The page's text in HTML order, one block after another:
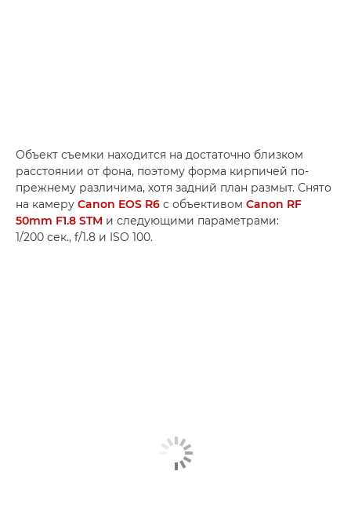
Объект съемки находится на достаточно близком
расстоянии от фона, поэтому форма кирпичей по-
прежнему различима, хотя задний план размыт. Снято
на камеру Canon EOS R6 с объективом Canon RF
50mm F1.8 STM и следующими параметрами:
1/200 сек., f/1.8 и ISO 100.